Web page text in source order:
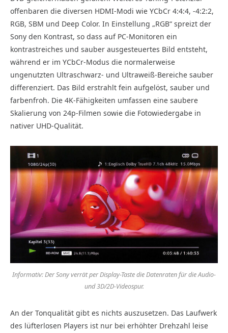
offenbaren die diversen HDMI-Modi wie YCbCr 4:4:4, -4:2:2,
RGB, SBM und Deep Color. In Einstellung „RGB“ spreizt der
Sony den Kontrast, so dass auf PC-Monitoren ein
kontrastreiches und sauber ausgesteuertes Bild entsteht,
während er im YCbCr-Modus die normalerweise
ungenutzten Ultraschwarz- und Ultraweiß-Bereiche sauber
differenziert. Das Bild erstrahlt fein aufgelöst, sauber und
farbenfroh. Die 4K-Fähigkeiten umfassen eine saubere
Skalierung von 24p-Filmen sowie die Fotowiedergabe in
nativer UHD-Qualität.
Informativ: Der Sony verrät per Display-Taste die Datenraten für die Audio-
und 3D/2D-Videospur.
An der Tonqualität gibt es nichts auszusetzen. Das Laufwerk
des lüfterlosen Players ist nur bei erhöhter Drehzahl leise